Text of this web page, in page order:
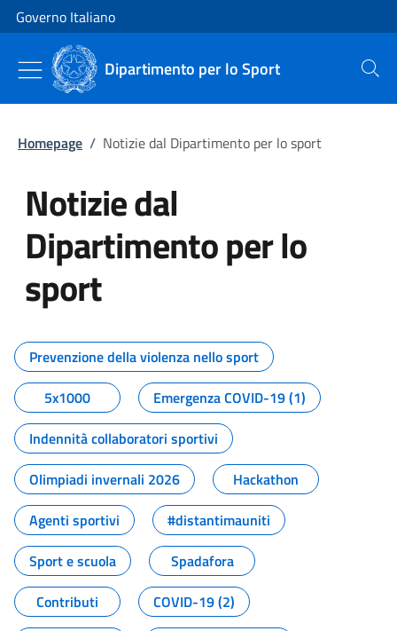
Vai al contenuto
Vai alla navigazione del sito
Governo Italiano
Dipartimento per lo Sport Cerca
Homepage / Notizie dal Dipartimento per lo sport
Notizie dal
Dipartimento per lo
sport
Tutti i contenuti della pagina
Prevenzione della violenza nello sport
5x1000
Emergenza COVID-19 (1)
Indennità collaboratori sportivi
Olimpiadi invernali 2026
Hackathon
Agenti sportivi
#distantimauniti
Sport e scuola
Spadafora
Contributi
COVID-19 (2)